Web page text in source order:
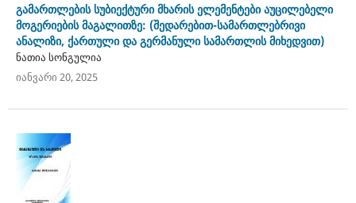
გამართლების სუბიექტური მხარის ელემენტები აუცილებელი
მოგერიების მაგალითზე: (შედარებით-სამართლებრივი
ანალიზი, ქართული და გერმანული სამართლის მიხედვით)
ნათია სონგულია
იანვარი 20, 2025